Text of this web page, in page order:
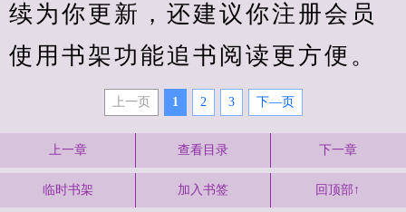
续为你更新，还建议你注册会员
使用书架功能追书阅读更方便。
上一页 1 2 3 下—页
上一章 查看目录 下一章
临时书架 加入书签 回顶部↑